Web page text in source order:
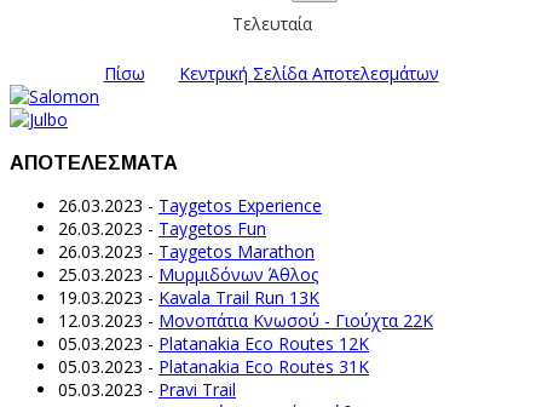
Τελευταία
Πίσω Κεντρική Σελίδα Αποτελεσμάτων
ΑΠΟΤΕΛΕΣΜΑΤΑ
26.03.2023 - Taygetos Experience
26.03.2023 - Taygetos Fun
26.03.2023 - Taygetos Marathon
25.03.2023 - Μυρμιδόνων Άθλος
19.03.2023 - Kavala Trail Run 13K
12.03.2023 - Μονοπάτια Κνωσού - Γιούχτα 22Κ
05.03.2023 - Platanakia Eco Routes 12K
05.03.2023 - Platanakia Eco Routes 31K
05.03.2023 - Pravi Trail